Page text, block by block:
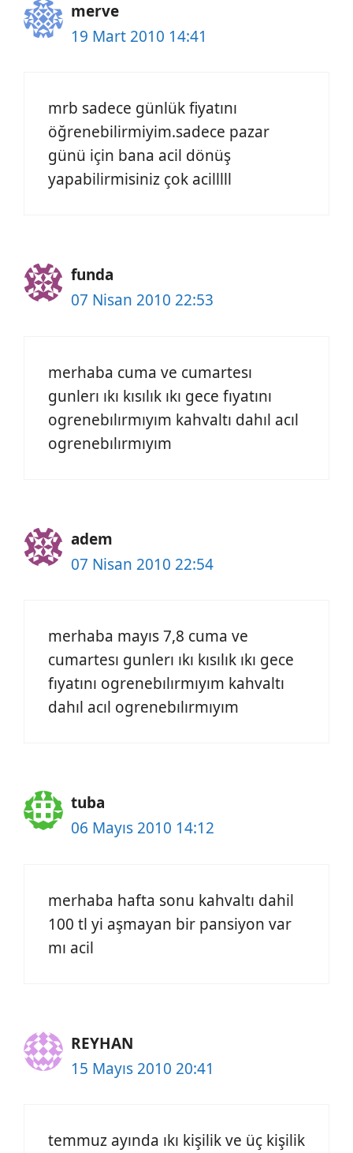
merve
19 Mart 2010 14:41
mrb sadece günlük fiyatını
öğrenebilirmiyim.sadece pazar
günü için bana acil dönüş
yapabilirmisiniz çok acilllll
funda
07 Nisan 2010 22:53
merhaba cuma ve cumartesı
gunlerı ıkı kısılık ıkı gece fıyatını
ogrenebılırmıyım kahvaltı dahıl acıl
ogrenebılırmıyım
adem
07 Nisan 2010 22:54
merhaba mayıs 7,8 cuma ve
cumartesı gunlerı ıkı kısılık ıkı gece
fıyatını ogrenebılırmıyım kahvaltı
dahıl acıl ogrenebılırmıyım
tuba
06 Mayıs 2010 14:12
merhaba hafta sonu kahvaltı dahil
100 tl yi aşmayan bir pansiyon var
mı acil
REYHAN
15 Mayıs 2010 20:41
temmuz ayında ıkı kişilik ve üç kişilik